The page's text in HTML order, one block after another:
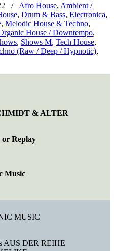
/ Afro House, Ambient /
, Drum & Bass, Electronica,
, Melodic House & Techno,
House / Downtempo,
, Shows M, Tech House,
(Raw / Deep / Hypnotic),
& ALTER
or Replay
Music
MUSIC
AUS DER REIHE